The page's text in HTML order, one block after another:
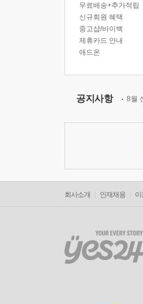
무료배송+추가적립
신규회원 혜택
중고샵/바이백
제휴카드 안내
애드온
공지사항 8월
회사소개 인재채용 이